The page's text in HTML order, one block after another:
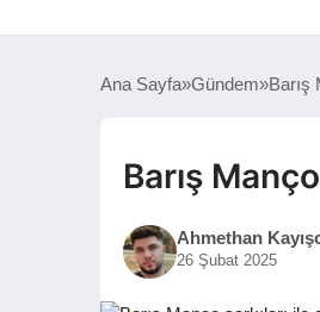
Ana Sayfa Gündem Barış
Barış
Ahmethan
26 Şubat 2025